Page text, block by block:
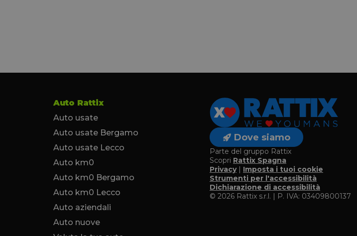
Auto Rattix
Auto usate
Auto usate Bergamo
Auto usate Lecco
Auto km0
Auto km0 Bergamo
Auto km0 Lecco
Auto aziendali
Auto nuove
Dove siamo
Parte del gruppo Rattix
Scopri Rattix Spagna
Privacy| Imposta i tuoi cookie
Strumenti per l'accessibilità
Dichiarazione di accessibilità
© 2026 Rattix s.r.l. | P. IVA: 03409800137